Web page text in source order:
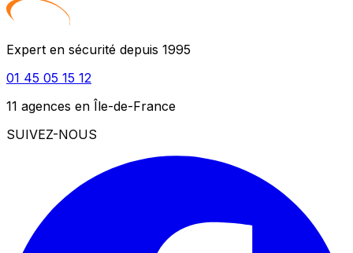
Expert en sécurité depuis 1995
01 45 05 15 12
11 agences en Île-de-France
SUIVEZ-NOUS